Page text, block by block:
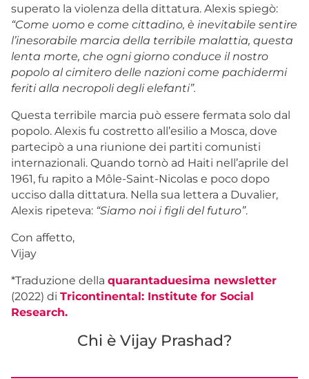
superato la violenza della dittatura. Alexis spiegò:
“Come uomo e come cittadino, è inevitabile sentire
l’inesorabile marcia della terribile malattia, questa
lenta morte, che ogni giorno conduce il nostro
popolo al cimitero delle nazioni come pachidermi
feriti alla necropoli degli elefanti”.
Questa terribile marcia può essere fermata solo dal
popolo. Alexis fu costretto all’esilio a Mosca, dove
partecipò a una riunione dei partiti comunisti
internazionali. Quando tornò ad Haiti nell’aprile del
1961, fu rapito a Môle-Saint-Nicolas e poco dopo
ucciso dalla dittatura. Nella sua lettera a Duvalier,
Alexis ripeteva: “Siamo noi i figli del futuro”.
Con affetto,
Vijay
*Traduzione della quarantaduesima newsletter
(2022) di Tricontinental: Institute for Social
Research.
Chi è Vijay Prashad?